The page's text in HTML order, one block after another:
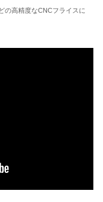
の高精度なCNCフライスに